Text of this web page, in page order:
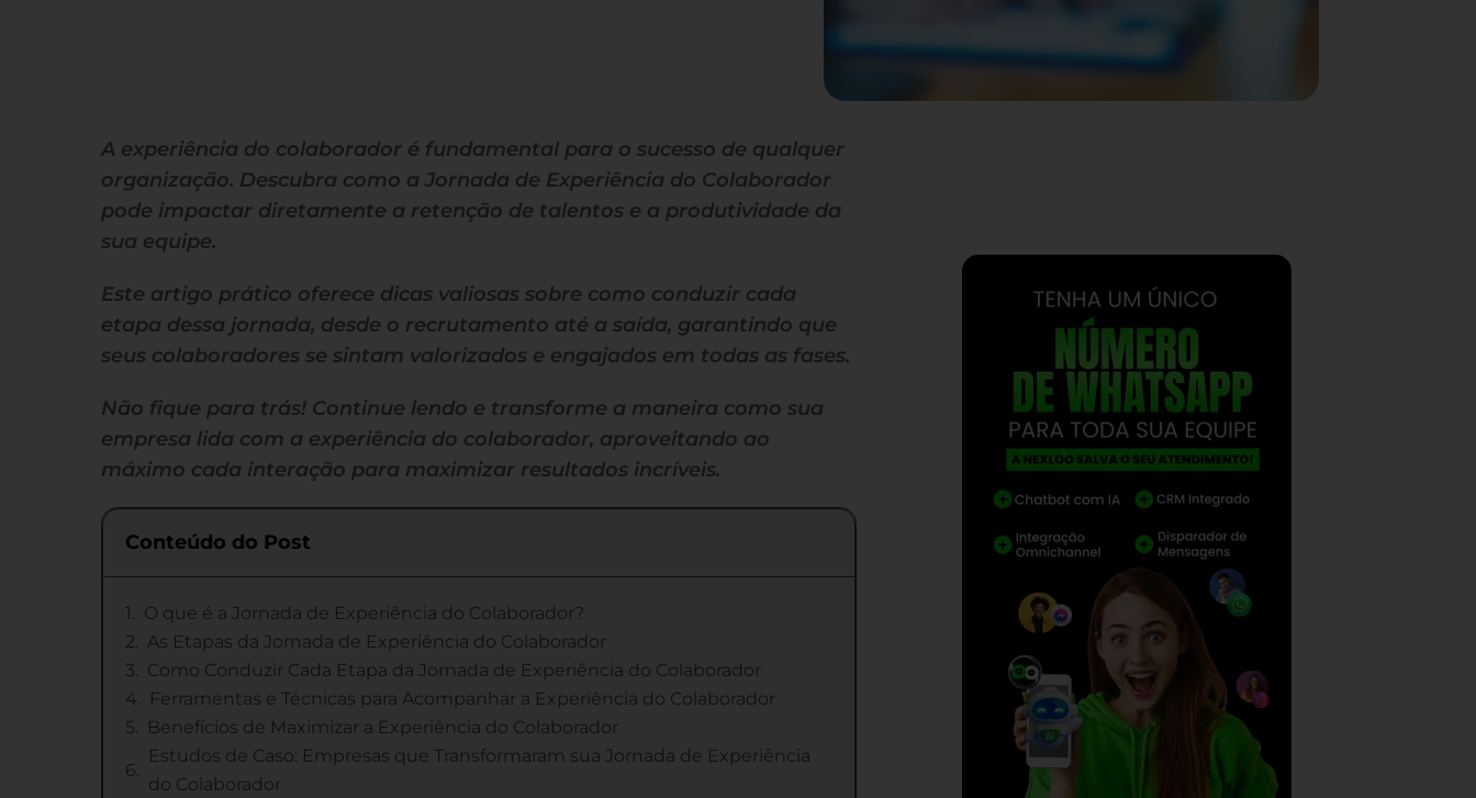
A experiência do colaborador é fundamental para o sucesso de qualquer
organização. Descubra como a Jornada de Experiência do Colaborador
pode impactar diretamente a retenção de talentos e a produtividade da
sua equipe.
Este artigo prático oferece dicas valiosas sobre como conduzir cada
etapa dessa jornada, desde o recrutamento até a saída, garantindo que
seus colaboradores se sintam valorizados e engajados em todas as fases.
Não fique para trás! Continue lendo e transforme a maneira como sua
empresa lida com a experiência do colaborador, aproveitando ao
máximo cada interação para maximizar resultados incríveis.
Conteúdo do Post
O que é a Jornada de Experiência do Colaborador?
As Etapas da Jornada de Experiência do Colaborador
Como Conduzir Cada Etapa da Jornada de Experiência do Colaborador
Ferramentas e Técnicas para Acompanhar a Experiência do Colaborador
Benefícios de Maximizar a Experiência do Colaborador
Estudos de Caso: Empresas que Transformaram sua Jornada de Experiência
do Colaborador